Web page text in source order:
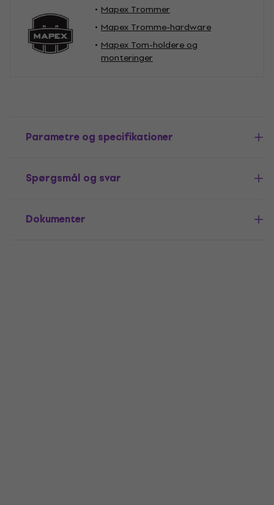
Mapex Trommer
Mapex Tromme-hardware
Mapex Tom-holdere og
monteringer
Parametre og specifikationer
Spørgsmål og svar
Dokumenter